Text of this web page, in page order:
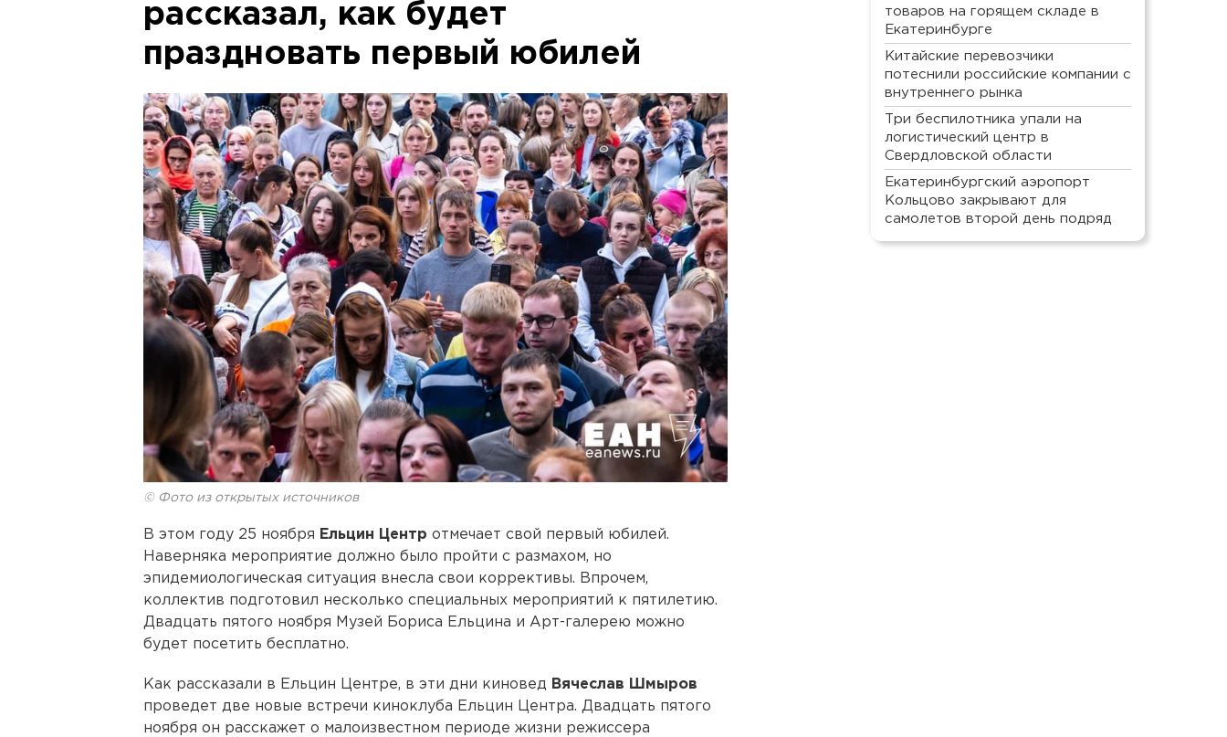
рассказал, как будет
праздновать первый юбилей
© Фото из открытых источников
В этом году 25 ноября Ельцин Центр отмечает свой первый юбилей.
Наверняка мероприятие должно было пройти с размахом, но
эпидемиологическая ситуация внесла свои коррективы. Впрочем,
коллектив подготовил несколько специальных мероприятий к пятилетию.
Двадцать пятого ноября Музей Бориса Ельцина и Арт-галерею можно
будет посетить бесплатно.
Как рассказали в Ельцин Центре, в эти дни киновед Вячеслав Шмыров
проведет две новые встречи киноклуба Ельцин Центра. Двадцать пятого
ноября он расскажет о малоизвестном периоде жизни режиссера
товаров на горящем складе в
Екатеринбурге
Китайские перевозчики
потеснили российские компании с
внутреннего рынка
Три беспилотника упали на
логистический центр в
Свердловской области
Екатеринбургский аэропорт
Кольцово закрывают для
самолетов второй день подряд